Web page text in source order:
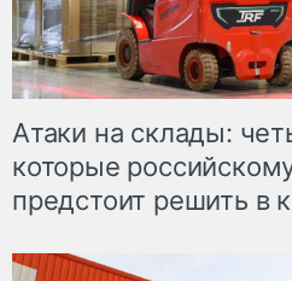
Атаки на склады:
которые
предстоит решить в